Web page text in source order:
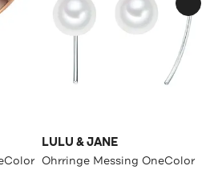
LULU & JANE
Ohrringe Messing OneColor